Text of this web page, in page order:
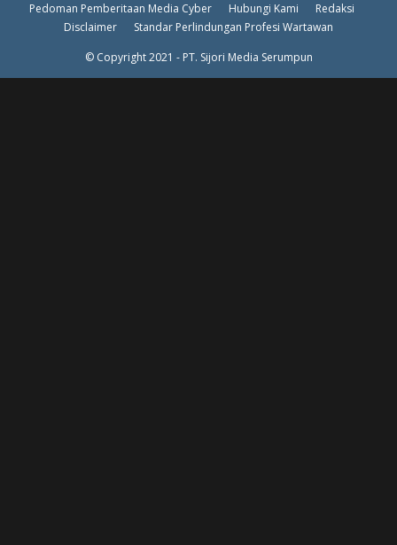
Pedoman Pemberitaan Media Cyber
Hubungi Kami
Redaksi
Disclaimer
Standar Perlindungan Profesi Wartawan
© Copyright 2021 - PT. Sijori Media Serumpun